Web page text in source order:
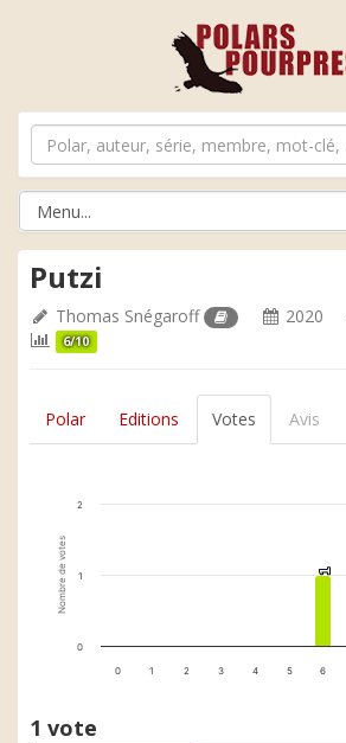
Putzi
Thomas Snégaroff 2020
6/10
Polar Editions Votes Avis
Nombre de votes 1
1
0 1 2 3 4 5 6
0
1
2
1 vote